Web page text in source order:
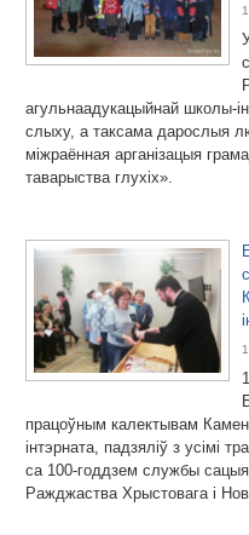
агульнаадукацыйнай школы-
слыху, а таксама дарослыя
міжраённая арганізацыя
таварыства глухіх».
працоўным калектывам
інтэрната, падзяліў з усімі
са 100-годдзем службы
Ражджаства Хрыстовага і